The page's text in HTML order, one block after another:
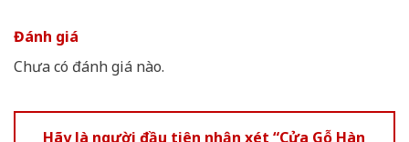
Đánh giá
Chưa có đánh giá nào.
Hãy là người đầu tiên nhận xét “Cửa Gỗ Hàn